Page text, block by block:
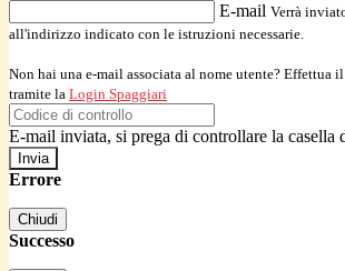
E-mail Verrà
all'indirizzo indicato con le istruzioni necessarie.
Non hai una e-mail associata al nome utente? Effettua
tramite la Login Spaggiari
E-mail inviata, si prega di controllare la casella
Errore
Chiudi
Successo